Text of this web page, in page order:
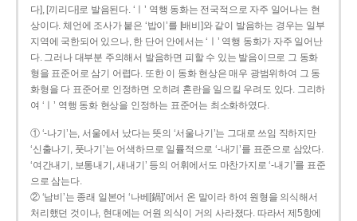
다], [끼리다]로 발음된다. ‘ㅣ’ 역행 동화는 전국적으로 자주 일어나는 현
상이다. 체언에 조사가 붙은 ‘밥이’를 [배비]와 같이 발음하는 경우는 일부
지역에 국한되어 있으나, 한 단어 안에서는 ‘ㅣ’ 역행 동화가 자주 일어난
다. 그러나 대부분 주의해서 발음하면 피할 수 있는 발음이므로 그 동화
형을 표준어로 삼기 어렵다. 또한 이 동화 현상은 매우 광범위하여 그 동
화형을 다 표준어로 인정하면 오히려 혼란을 일으킬 우려도 있다. 그리하
여 ‘ㅣ’ 역행 동화 현상을 인정하는 표준어는 최소화하였다.
① ‘-나기’는, 서울에서 났다는 뜻의 ‘서울나기’는 그대로 쓰임 직하지만
‘신출나기, 풋나기’는 어색하므로 일률적으로 ‘-내기’를 표준으로 삼았다.
‘여간내기, 보통내기, 새내기’ 등의 어휘에서도 마찬가지로 ‘-내기’를 표준
으로 삼는다.
② ‘남비’는 종래 일본어 ‘나베[鍋]’에서 온 말이라 하여 원형을 의식해서
처리했던 것이나, 현대에는 어원 의식이 거의 사라졌다. 따라서 제5항에